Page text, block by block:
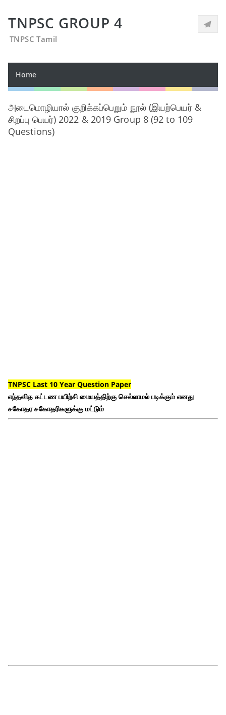
TNPSC GROUP 4
TNPSC Tamil
Home
அடைமொழியால் குறிக்கப்பெறும் நூல் (இயற்பெயர் &
சிறப்பு பெயர்) 2022 & 2019 Group 8 (92 to 109
Questions)
TNPSC Last 10 Year Question Paper
எந்தவித கட்டண பயிற்சி மையத்திற்கு செல்லாமல் படிக்கும் எனது
சகோதர சகோதரிகளுக்கு மட்டும்